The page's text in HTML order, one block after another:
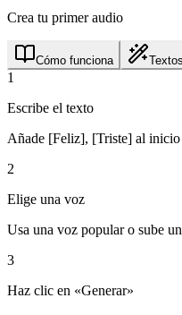
Crea tu primer audio
Cómo funciona
1
Escribe el texto
Añade [Feliz], [Triste] al
2
Elige una voz
Usa una voz popular o sube
3
Haz clic en «Generar»